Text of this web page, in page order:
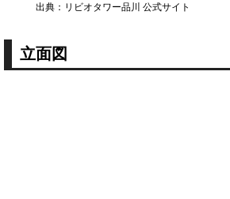
出典：リビオタワー品川 公式サイト
立面図